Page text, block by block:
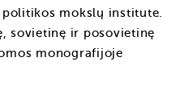
mokslų institute.
sovietinę ir posovietinę
monografijoje